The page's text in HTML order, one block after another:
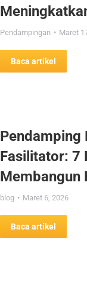
Pendampingan Maret
Baca artikel
Pendamping
Fasilitator: 7
Membangun
blog Maret 6, 2026
Baca artikel